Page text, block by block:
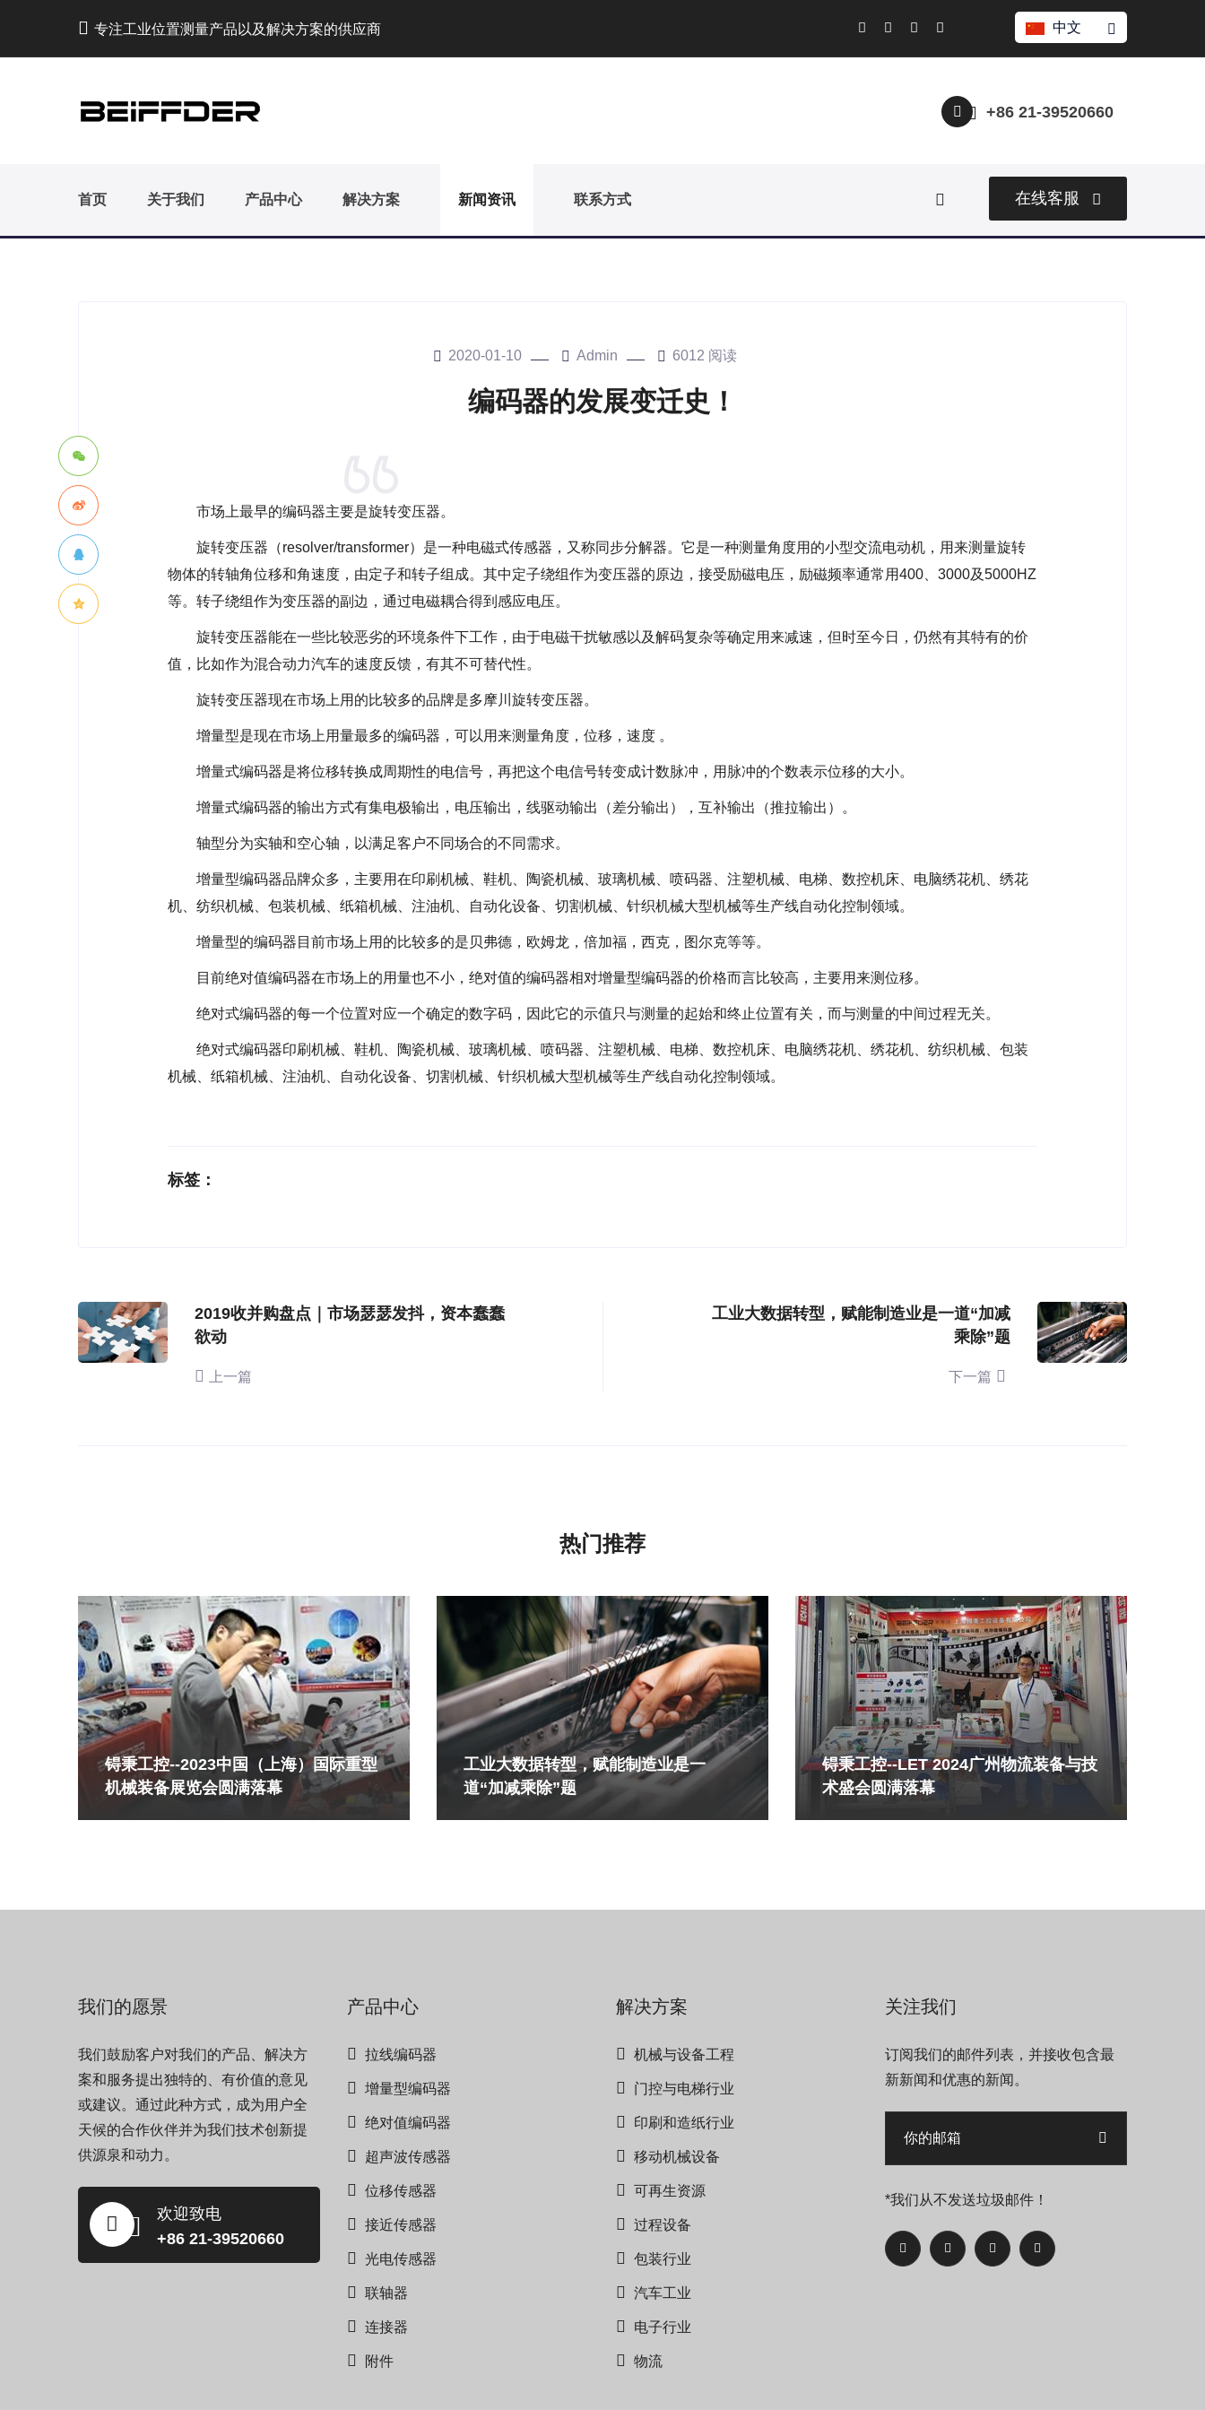
专注工业位置测量产品以及解决方案的供应商 中文
+86 21-39520660
首页 关于我们 产品中心 解决方案 新闻资讯 联系方式 在线客服
2020-01-10 Admin 6012 阅读
编码器的发展变迁史！
市场上最早的编码器主要是旋转变压器。
旋转变压器（resolver/transformer）是一种电磁式传感器，又称同步分解器。它是一种测量角度用的小型交流电动机，用来测量旋转
物体的转轴角位移和角速度，由定子和转子组成。其中定子绕组作为变压器的原边，接受励磁电压，励磁频率通常用400、3000及5000HZ
等。转子绕组作为变压器的副边，通过电磁耦合得到感应电压。
旋转变压器能在一些比较恶劣的环境条件下工作，由于电磁干扰敏感以及解码复杂等确定用来减速，但时至今日，仍然有其特有的价
值，比如作为混合动力汽车的速度反馈，有其不可替代性。
旋转变压器现在市场上用的比较多的品牌是多摩川旋转变压器。
增量型是现在市场上用量最多的编码器，可以用来测量角度，位移，速度 。
增量式编码器是将位移转换成周期性的电信号，再把这个电信号转变成计数脉冲，用脉冲的个数表示位移的大小。
增量式编码器的输出方式有集电极输出，电压输出，线驱动输出（差分输出），互补输出（推拉输出）。
轴型分为实轴和空心轴，以满足客户不同场合的不同需求。
增量型编码器品牌众多，主要用在印刷机械、鞋机、陶瓷机械、玻璃机械、喷码器、注塑机械、电梯、数控机床、电脑绣花机、绣花
机、纺织机械、包装机械、纸箱机械、注油机、自动化设备、切割机械、针织机械大型机械等生产线自动化控制领域。
增量型的编码器目前市场上用的比较多的是贝弗德，欧姆龙，倍加福，西克，图尔克等等。
目前绝对值编码器在市场上的用量也不小，绝对值的编码器相对增量型编码器的价格而言比较高，主要用来测位移。
绝对式编码器的每一个位置对应一个确定的数字码，因此它的示值只与测量的起始和终止位置有关，而与测量的中间过程无关。
绝对式编码器印刷机械、鞋机、陶瓷机械、玻璃机械、喷码器、注塑机械、电梯、数控机床、电脑绣花机、绣花机、纺织机械、包装
机械、纸箱机械、注油机、自动化设备、切割机械、针织机械大型机械等生产线自动化控制领域。
标签：
2019收并购盘点｜市场瑟瑟发抖，资本蠢蠢
欲动
上一篇
工业大数据转型，赋能制造业是一道“加减
乘除”题
下一篇
热门推荐
锝秉工控--2023中国（上海）国际重型
机械装备展览会圆满落幕
工业大数据转型，赋能制造业是一
道“加减乘除”题
锝秉工控--LET 2024广州物流装备与技
术盛会圆满落幕
我们的愿景
我们鼓励客户对我们的产品、解决方
案和服务提出独特的、有价值的意见
或建议。通过此种方式，成为用户全
天候的合作伙伴并为我们技术创新提
供源泉和动力。
欢迎致电
+86 21-39520660
产品中心
拉线编码器
增量型编码器
绝对值编码器
超声波传感器
位移传感器
接近传感器
光电传感器
联轴器
连接器
附件
解决方案
机械与设备工程
门控与电梯行业
印刷和造纸行业
移动机械设备
可再生资源
过程设备
包装行业
汽车工业
电子行业
物流
关注我们
订阅我们的邮件列表，并接收包含最
新新闻和优惠的新闻。
*我们从不发送垃圾邮件！